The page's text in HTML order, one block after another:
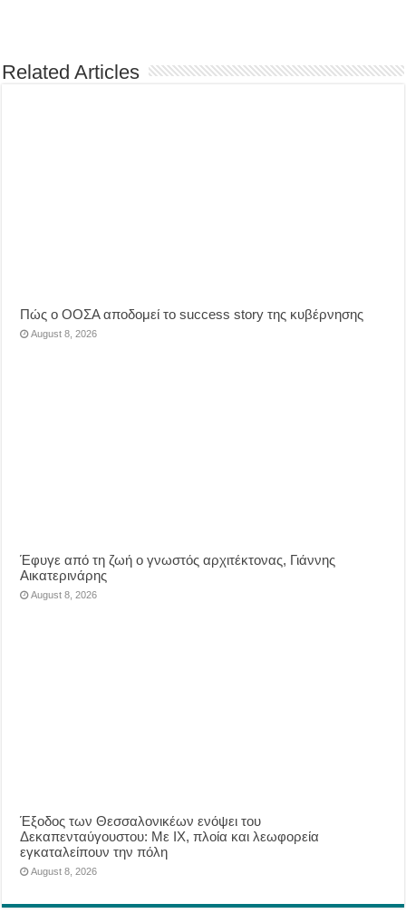
Related Articles
Πώς ο ΟΟΣΑ αποδομεί το success story της κυβέρνησης
August 8, 2026
Έφυγε από τη ζωή ο γνωστός αρχιτέκτονας, Γιάννης
Αικατερινάρης
August 8, 2026
Έξοδος των Θεσσαλονικέων ενόψει του
Δεκαπενταύγουστου: Με ΙΧ, πλοία και λεωφορεία
εγκαταλείπουν την πόλη
August 8, 2026